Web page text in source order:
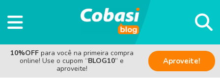
10%OFF para você na primeira compra
online! Use o cupom “BLOG10” e
aproveite!
Aproveite!